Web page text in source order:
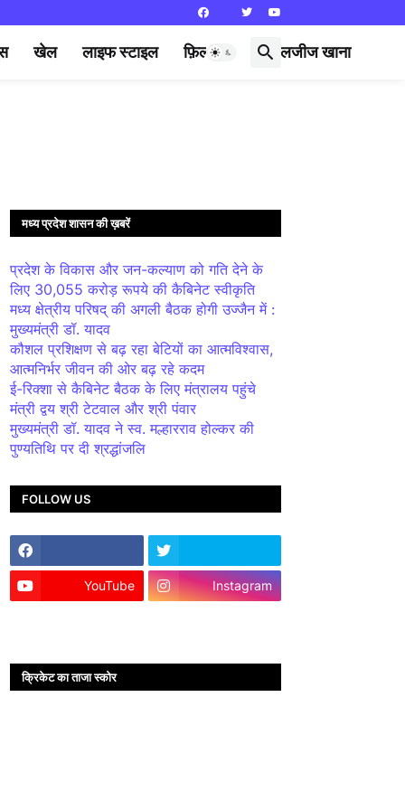
खेल लाइफ स्टाइल फ़िल्मी दुनिया लजीज खाना
मध्य प्रदेश शासन की ख़बरें
प्रदेश के विकास और जन-कल्याण को गति देने के
लिए 30,055 करोड़ रूपये की कैबिनेट स्वीकृति
मध्य क्षेत्रीय परिषद् की अगली बैठक होगी उज्जैन में :
मुख्यमंत्री डॉ. यादव
कौशल प्रशिक्षण से बढ़ रहा बेटियों का आत्मविश्वास,
आत्मनिर्भर जीवन की ओर बढ़ रहे कदम
ई-रिक्शा से कैबिनेट बैठक के लिए मंत्रालय पहुंचे
मंत्री द्वय श्री टेटवाल और श्री पंवार
मुख्यमंत्री डॉ. यादव ने स्व. मल्हारराव होल्कर की
पुण्यतिथि पर दी श्रद्धांजलि
FOLLOW US
YouTube Instagram
क्रिकेट का ताजा स्कोर